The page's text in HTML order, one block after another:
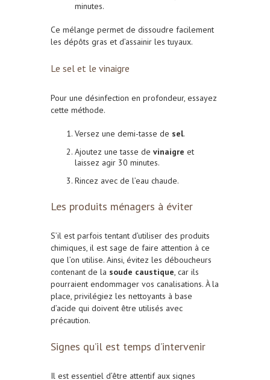
minutes.
Ce mélange permet de dissoudre facilement
les dépôts gras et d’assainir les tuyaux.
Le sel et le vinaigre
Pour une désinfection en profondeur, essayez
cette méthode.
Versez une demi-tasse de sel.
Ajoutez une tasse de vinaigre et
laissez agir 30 minutes.
Rincez avec de l’eau chaude.
Les produits ménagers à éviter
S’il est parfois tentant d’utiliser des produits
chimiques, il est sage de faire attention à ce
que l’on utilise. Ainsi, évitez les déboucheurs
contenant de la soude caustique, car ils
pourraient endommager vos canalisations. À la
place, privilégiez les nettoyants à base
d’acide qui doivent être utilisés avec
précaution.
Signes qu’il est temps d’intervenir
Il est essentiel d’être attentif aux signes